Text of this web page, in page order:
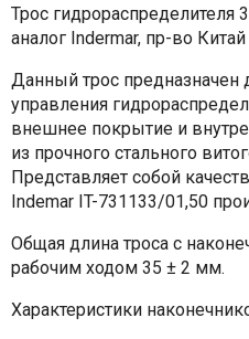
Трос гидрораспределителя
аналог Indermar, пр-во Китай
Данный трос предназначен
управления
внешнее покрытие и
из прочного стального
Представляет собой
Indemar IT-731133/01,50
Общая длина троса с
рабочим ходом 35 ± 2 мм.
Характеристики